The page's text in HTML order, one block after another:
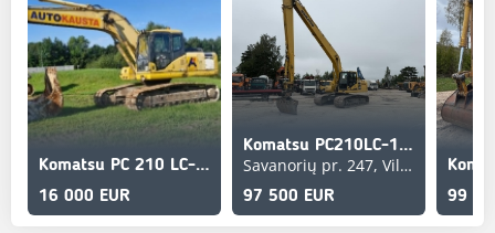
Komatsu PC 210 LC-7K
16 000 EUR
Komatsu PC210LC-11EO
Savanorių pr. 247, Vilnius Vilniaus apskritis, LT
97 500 EUR
99